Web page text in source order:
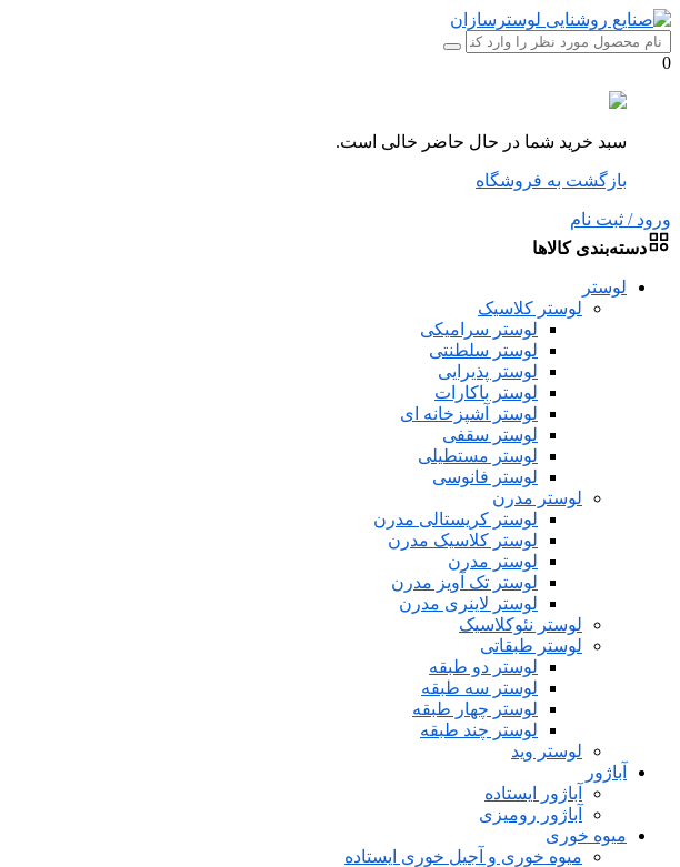
0
سبد خرید شما در حال حاضر خالی است.
بازگشت به فروشگاه
ورود / ثبت نام
دسته‌بندی کالاها
لوستر
لوستر کلاسیک
لوستر سرامیکی
لوستر سلطنتی
لوستر پذیرایی
لوستر باکارات
لوستر آشپزخانه ای
لوستر سقفی
لوستر مستطیلی
لوستر فانوسی
لوستر مدرن
لوستر کریستالی مدرن
لوستر کلاسیک مدرن
لوستر مدرن
لوستر تک آویز مدرن
لوستر لاینری مدرن
لوستر نئوکلاسیک
لوستر طبقاتی
لوستر دو طبقه
لوستر سه طبقه
لوستر چهار طبقه
لوستر چند طبقه
لوستر وید
آباژور
آباژور ایستاده
آباژور رومیزی
میوه خوری
میوه خوری و آجیل خوری ایستاده